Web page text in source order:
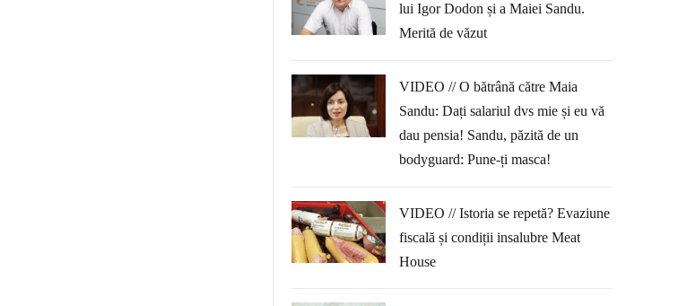
lui Igor Dodon și a Maiei Sandu.
Merită de văzut
VIDEO // O bătrână către Maia
Sandu: Dați salariul dvs mie și eu vă
dau pensia! Sandu, păzită de un
bodyguard: Pune-ți masca!
VIDEO // Istoria se repetă? Evaziune
fiscală și condiții insalubre Meat
House